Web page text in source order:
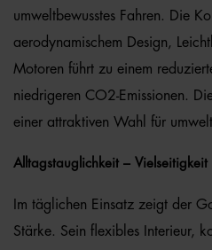
umweltbewusstes Fahren. Die
aerodynamischem Design,
Motoren führt zu einem
niedrigeren CO2-Emissionen.
einer attraktiven Wahl für
Alltagstauglichkeit –
Im täglichen Einsatz zeigt der
Stärke. Sein flexibles Interieur,